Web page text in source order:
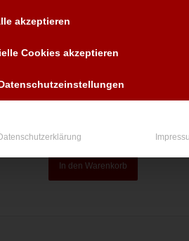
In den Warenkorb
akzeptieren
Cookies akzeptieren